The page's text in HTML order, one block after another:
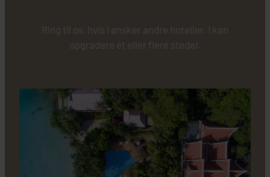
Ring til os, hvis I ønsker andre hoteller. I kan
opgradere ét eller flere steder.